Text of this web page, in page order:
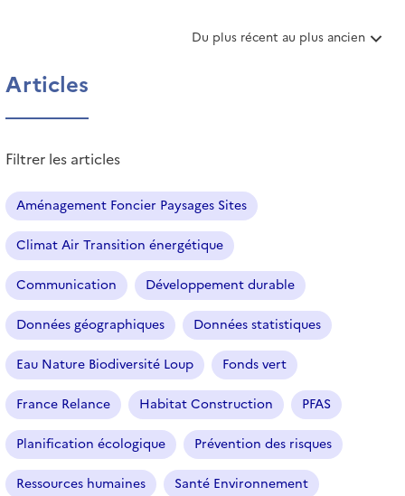
T
t
i
c
l
e
s
Du plus récent au plus ancien
Articles
Filtrer les articles
Aménagement Foncier Paysages Sites
Climat Air Transition énergétique
Communication Développement durable
Données géographiques Données statistiques
Eau Nature Biodiversité Loup Fonds vert
France Relance Habitat Construction PFAS
Planification écologique Prévention des risques
Ressources humaines Santé Environnement